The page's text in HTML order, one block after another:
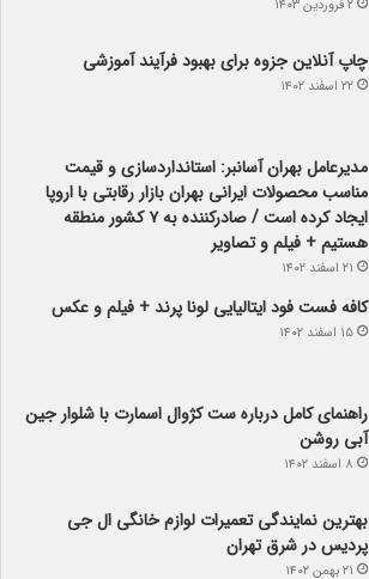
۲ فروردین ۱۴۰۳
چاپ آنلاین جزوه برای بهبود فرآیند آموزشی
۲۲ اسفند ۱۴۰۲
مدیرعامل بهران آسانبر: استانداردسازی و قیمت
مناسب محصولات ایرانی بهران بازار رقابتی با اروپا
ایجاد کرده است / صادرکننده به ۷ کشور منطقه
هستیم + فیلم و تصاویر
۲۱ اسفند ۱۴۰۲
کافه فست فود ایتالیایی لونا پرند + فیلم و عکس
۱۵ اسفند ۱۴۰۲
راهنمای کامل درباره ست کژوال اسمارت با شلوار جین
آبی روشن
۸ اسفند ۱۴۰۲
بهترین نمایندگی تعمیرات لوازم خانگی ال جی
پردیس در شرق تهران
۲۱ بهمن ۱۴۰۲